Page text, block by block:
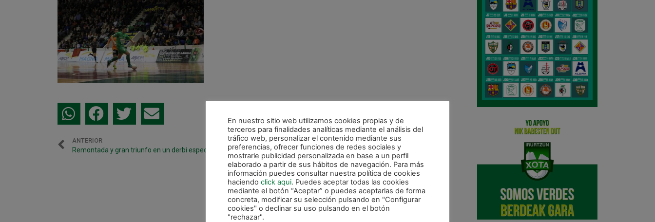
ANTERIOR
Remontada y gran triunfo en un derbi espectacular (5-2)
En nuestro sitio web utilizamos cookies propias y de
terceros para finalidades analíticas mediante el análisis del
tráfico web, personalizar el contenido mediante sus
preferencias, ofrecer funciones de redes sociales y
mostrarle publicidad personalizada en base a un perfil
elaborado a partir de sus hábitos de navegación. Para más
información puedes consultar nuestra política de cookies
haciendo click aqui. Puedes aceptar todas las cookies
mediante el botón “Aceptar” o puedes aceptarlas de forma
concreta, modificar su selección pulsando en "Configurar
cookies" o declinar su uso pulsando en el botón
"rechazar".